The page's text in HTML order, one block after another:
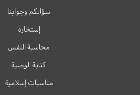
سؤالكم وجوابنا
إستخارة
محاسبة النفس
كتابة الوصية
مناسبات إسلامية